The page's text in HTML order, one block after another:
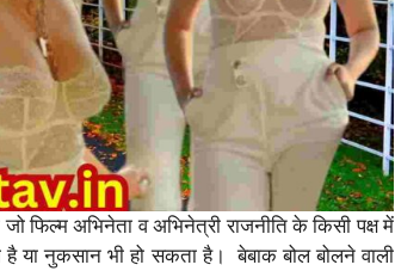
फिल्म अभिनेता व अभिनेत्री राजनीति के किसी पक्ष में
या नुकसान भी हो सकता है। ‌ बेबाक बोल बोलने वाली